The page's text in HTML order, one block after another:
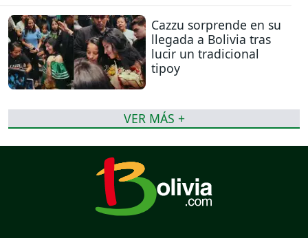
Cazzu sorprende en su
llegada a Bolivia tras
lucir un tradicional
tipoy
VER MÁS +